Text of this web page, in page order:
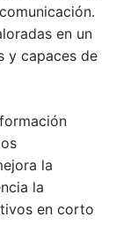
en un
y capaces de
la
la
en corto